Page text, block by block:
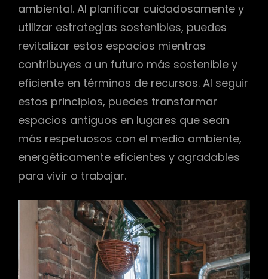
ambiental. Al planificar cuidadosamente y
utilizar estrategias sostenibles, puedes
revitalizar estos espacios mientras
contribuyes a un futuro más sostenible y
eficiente en términos de recursos. Al seguir
estos principios, puedes transformar
espacios antiguos en lugares que sean
más respetuosos con el medio ambiente,
energéticamente eficientes y agradables
para vivir o trabajar.